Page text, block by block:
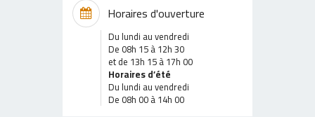
Horaires d'ouverture
Du lundi au vendredi
De 08h 15 à 12h 30
et de 13h 15 à 17h 00
Horaires d’été
Du lundi au vendredi
De 08h 00 à 14h 00